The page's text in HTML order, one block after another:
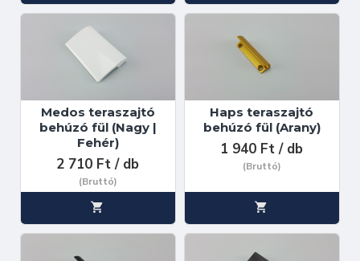
Medos teraszajtó
behúzó fül (Nagy |
Fehér)
2 710 Ft / db
(Bruttó)
Haps teraszajtó
behúzó fül (Arany)
1 940 Ft / db
(Bruttó)